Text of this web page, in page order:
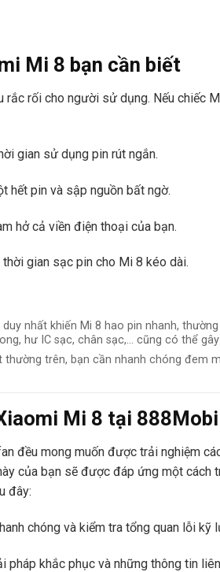
Mi 8 bạn cần biết
rắc rối cho người sử dụng. Nếu chiếc
gian sử dụng pin rút ngắn.
hết pin và sập nguồn bất ngờ.
hở cả viền điện thoại của bạn.
gian sạc pin cho Mi 8 kéo dài.
nhất khiến Mi 8 hao pin nhanh,
hư IC sạc, chân sạc,… cũng có thể
trên, bạn cần nhanh chóng đem
Mi 8 tại
đều mong muốn được trải nghiệm
của bạn sẽ được đáp ứng một
đây:
chóng và kiểm tra tổng quan lỗi kỹ
khắc phục và những thông tin